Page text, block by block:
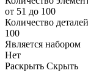
от 51 до 100
Количество
100
Является набором
Нет
Раскрыть Скрыть